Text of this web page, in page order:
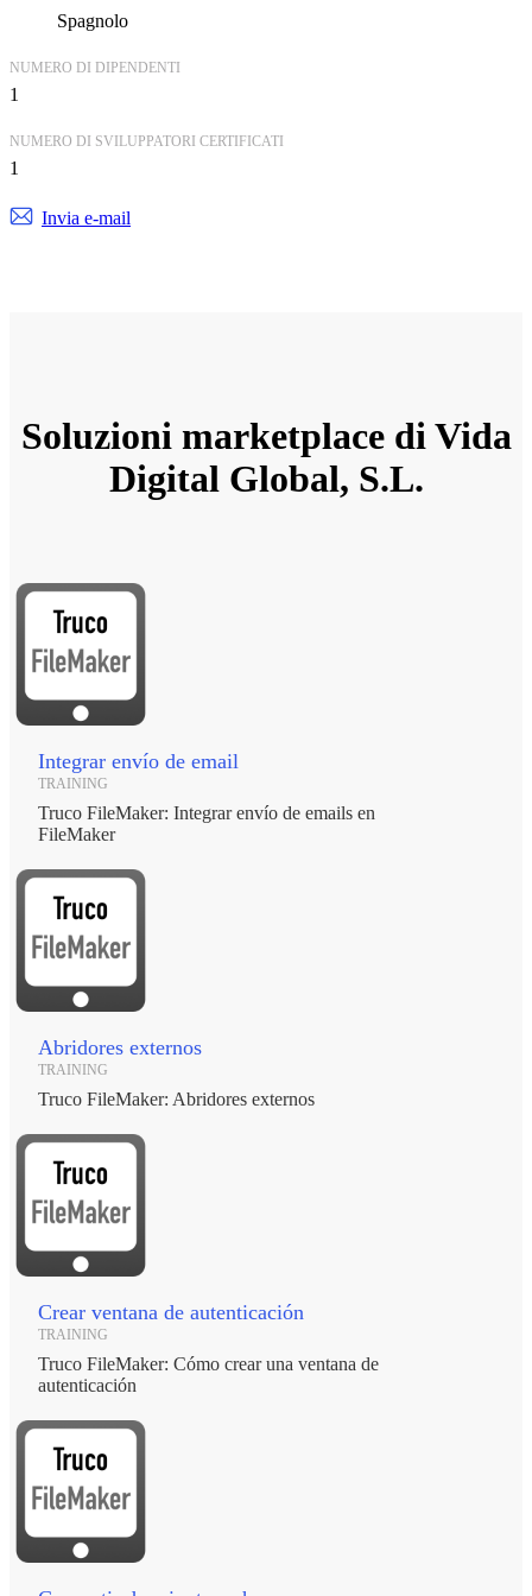
Spagnolo
NUMERO DI DIPENDENTI
1
NUMERO DI SVILUPPATORI CERTIFICATI
1
Invia e-mail
Soluzioni marketplace di Vida
Digital Global, S.L.
Integrar envío de email
TRAINING
Truco FileMaker: Integrar envío de emails en
FileMaker
Abridores externos
TRAINING
Truco FileMaker: Abridores externos
Crear ventana de autenticación
TRAINING
Truco FileMaker: Cómo crear una ventana de
autenticación